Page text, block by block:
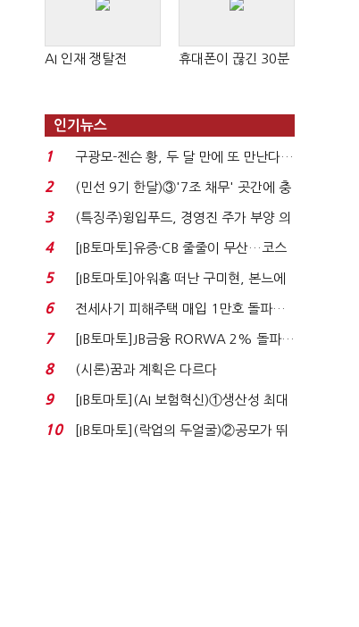
AI 인재 쟁탈전 휴대폰이 끊긴 30분
인기뉴스
1
구광모-젠슨 황, 두 달 만에 또 만난다…
로봇·AI 등 논...
2
(민선 9기 한달)③'7조 채무' 곳간에 충
격…추미애, 20년...
3
(특징주)윙입푸드, 경영진 주가 부양 의
지에 상한가...
4
[IB토마토]유증·CB 줄줄이 무산…코스
닥 벌점 급증에 ...
5
[IB토마토]아워홈 떠난 구미현, 본느에
340억 베팅…가...
6
전세사기 피해주택 매입 1만호 돌파…
누적 피해자 4만2...
7
[IB토마토]JB금융 RORWA 2% 돌파…
실적 견인은 은행 ...
8 (시론)꿈과 계획은 다르다
9
[IB토마토](AI 보험혁신)①생산성 최대
80% 개선…현실...
10
[IB토마토](락업의 두얼굴)②공모가 뛰